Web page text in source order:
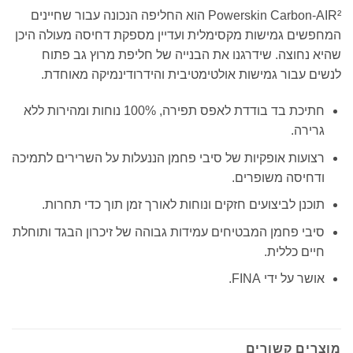
Powerskin Carbon-AIR² הוא החליפה הנכונה עבור שחיינים
המחפשים גמישות מקסימלית ועדיין מספקת דחיסה מעולה היכן
שהיא נחוצה. שידרגנו את הבנייה של חליפת מרוץ גב פתוח
לנשים עבור גמישות אולטימטיבית והידרודינמיקה מאוחדת.
חתיכת בד בודדת לאפס תפירה, 100% נוחות ומהירות ללא
גרירה.
רצועות אופקיות של סיבי פחמן הננעלות על השרירים לתמיכה
ודחיסה משופרים.
תוכנן לביצועים חזקים ונוחות לאורך זמן תוך כדי תחרות.
סיבי פחמן המבטיחים עמידות גבוהה של זיכרון הבגד ותוחלת
חיים כללית.
אושר על ידי FINA.
מוצרים קשורים